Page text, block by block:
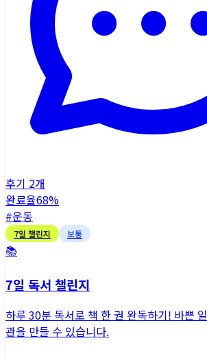
후기 2개
완료율68%
#운동
7일 챌린지 보통
📚
7일 독서 챌린지
하루 30분 독서로 책 한 권 완독하기! 바쁜
관을 만들 수 있습니다.